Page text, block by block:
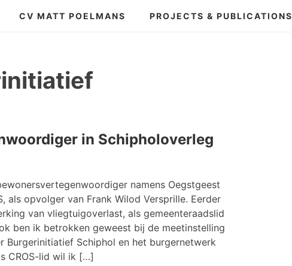
CV MATT POELMANS PROJECTS & PUBLICATIONS
in Schipholoverleg
namens Oegstgeest
als opvolger van Frank Wilod Versprille. Eerder
van vliegtuigoverlast, als gemeenteraadslid
ben ik betrokken geweest bij de meetinstelling
Burgerinitiatief Schiphol en het burgernetwerk
CROS-lid wil ik […]